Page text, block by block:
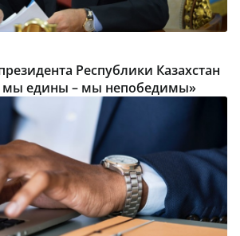
Республики Казахстан
мы едины – мы непобедимы»